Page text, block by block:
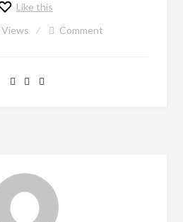
Like this
Views Comment